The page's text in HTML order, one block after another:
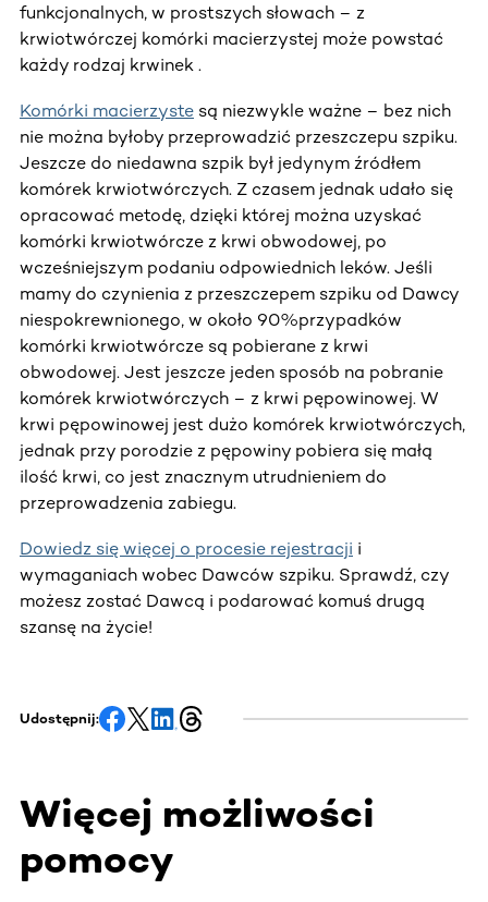
funkcjonalnych, w prostszych słowach – z
krwiotwórczej komórki macierzystej może powstać
każdy rodzaj krwinek .
Komórki macierzyste są niezwykle ważne – bez nich
nie można byłoby przeprowadzić przeszczepu szpiku.
Jeszcze do niedawna szpik był jedynym źródłem
komórek krwiotwórczych. Z czasem jednak udało się
opracować metodę, dzięki której można uzyskać
komórki krwiotwórcze z krwi obwodowej, po
wcześniejszym podaniu odpowiednich leków. Jeśli
mamy do czynienia z przeszczepem szpiku od Dawcy
niespokrewnionego, w około 90%przypadków
komórki krwiotwórcze są pobierane z krwi
obwodowej. Jest jeszcze jeden sposób na pobranie
komórek krwiotwórczych – z krwi pępowinowej. W
krwi pępowinowej jest dużo komórek krwiotwórczych,
jednak przy porodzie z pępowiny pobiera się małą
ilość krwi, co jest znacznym utrudnieniem do
przeprowadzenia zabiegu.
Dowiedz się więcej o procesie rejestracji i
wymaganiach wobec Dawców szpiku. Sprawdź, czy
możesz zostać Dawcą i podarować komuś drugą
szansę na życie!
Udostępnij:
Więcej możliwości
pomocy